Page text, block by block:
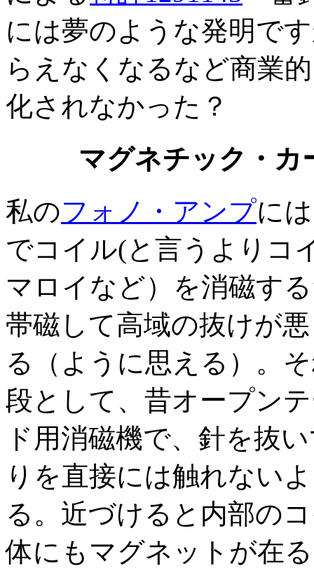
には夢のような発明で
らえなくなるなど商業
化されなかった？
マグネチック・カ
私のフォノ・アンプに
でコイル(と言うよりコ
マロイなど）を消磁す
帯磁して高域の抜けが
る（ように思える）。
段として、昔オープン
ド用消磁機で、針を抜
りを直接には触れない
る。近づけると内部の
体にもマグネットが在